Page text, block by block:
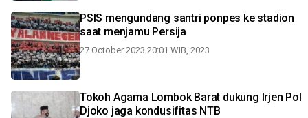
PSIS mengundang santri ponpes ke stadion
saat menjamu Persija
27 October 2023 20:01 WIB, 2023
Tokoh Agama Lombok Barat dukung Irjen Pol
Djoko jaga kondusifitas NTB